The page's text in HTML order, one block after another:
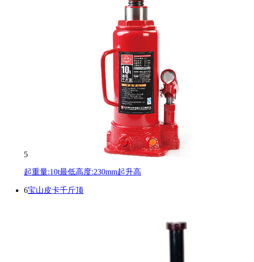
5
起重量:10t最低高度:230mm起升高
6宝山皮卡千斤顶